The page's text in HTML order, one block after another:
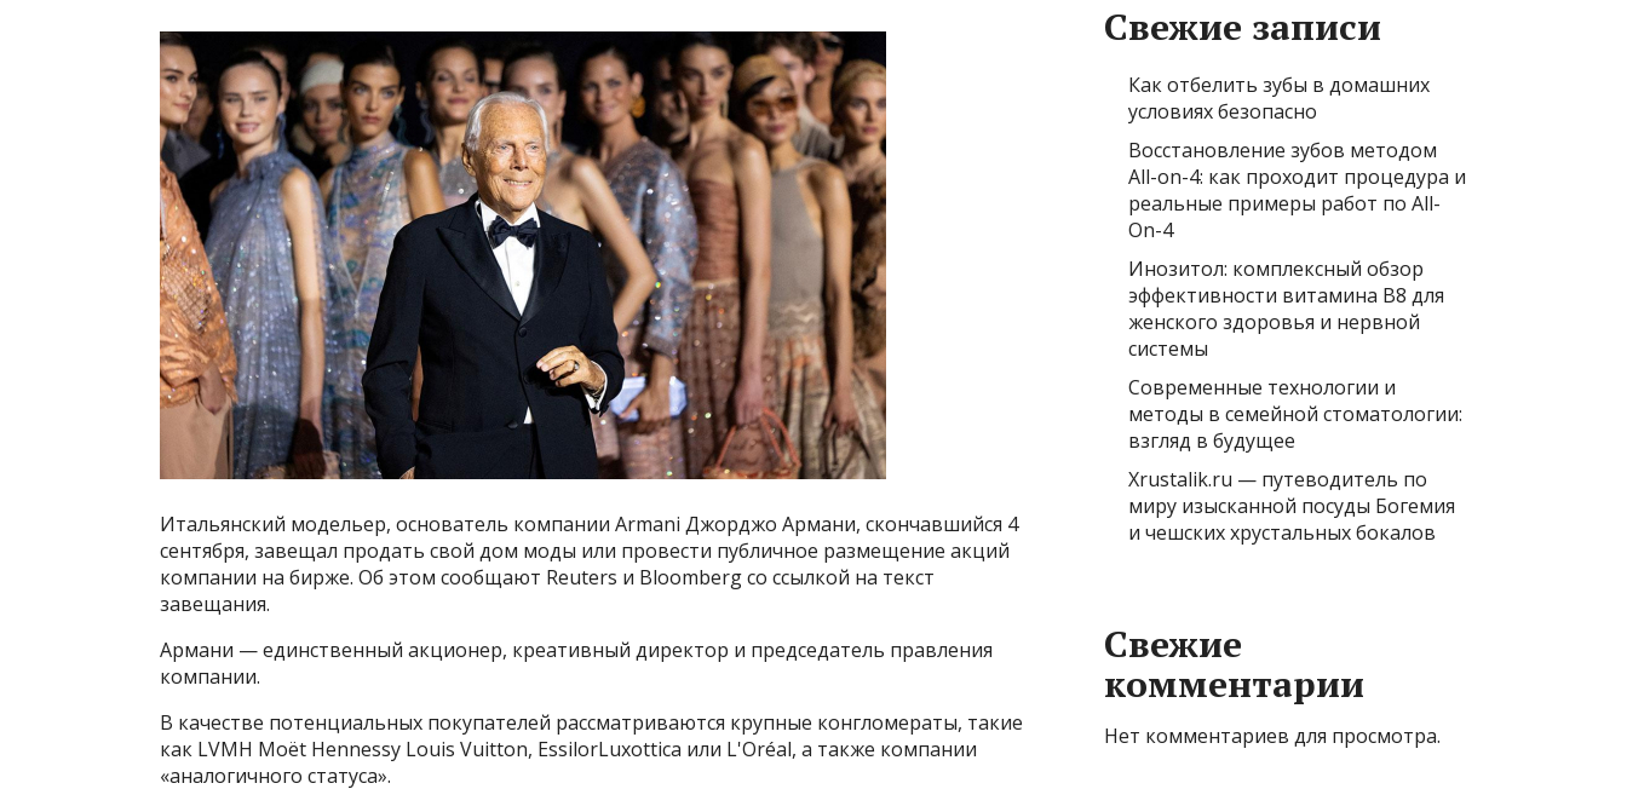
Итальянский модельер, основатель компании Armani Джорджо Армани, скончавшийся 4
сентября, завещал продать свой дом моды или провести публичное размещение акций
компании на бирже. Об этом сообщают Reuters и Bloomberg со ссылкой на текст
завещания.
Армани — единственный акционер, креативный директор и председатель правления
компании.
В качестве потенциальных покупателей рассматриваются крупные конгломераты, такие
как LVMH Moët Hennessy Louis Vuitton, EssilorLuxottica или L'Oréal, а также компании
«аналогичного статуса».
Свежие записи
Как отбелить зубы в домашних
условиях безопасно
Восстановление зубов методом
All-on-4: как проходит процедура и
реальные примеры работ по All-
On-4
Инозитол: комплексный обзор
эффективности витамина B8 для
женского здоровья и нервной
системы
Современные технологии и
методы в семейной стоматологии:
взгляд в будущее
Xrustalik.ru — путеводитель по
миру изысканной посуды Богемия
и чешских хрустальных бокалов
Свежие
комментарии
Нет комментариев для просмотра.